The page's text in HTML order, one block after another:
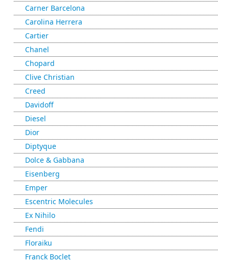
Carner Barcelona
Carolina Herrera
Cartier
Chanel
Chopard
Clive Christian
Creed
Davidoff
Diesel
Dior
Diptyque
Dolce & Gabbana
Eisenberg
Emper
Escentric Molecules
Ex Nihilo
Fendi
Floraiku
Franck Boclet